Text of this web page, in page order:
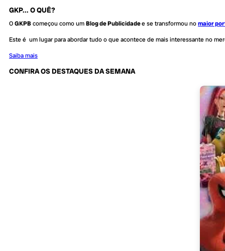
GKP... O QUÊ?
OGKPBcomeçou como umBlog de Publicidadee se transformou nomaior
Este é um lugar para abordar tudo o que acontece de mais interessante no
Saiba mais
CONFIRA OS DESTAQUES DA SEMANA